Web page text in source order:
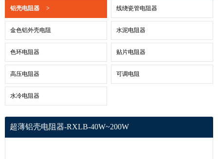
铝壳电阻器 > 线绕瓷管电阻器
金色铝外壳电阻 水泥电阻器
色环电阻器 贴片电阻器
高压电阻器 可调电阻
水冷电阻器
超薄铝壳电阻器-RXLB-40W~200W